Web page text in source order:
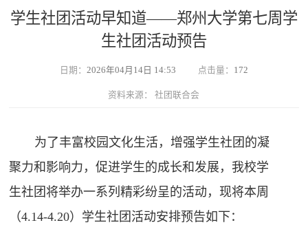
学生社团活动早知道——郑州大学第七周学
生社团活动预告
日期： 2026年04月14日 14:53 点击量： 172
资料来源： 社团联合会
为了丰富校园文化生活，增强学生社团的凝
聚力和影响力，促进学生的成长和发展，我校学
生社团将举办一系列精彩纷呈的活动，现将本周
（4.14-4.20）学生社团活动安排预告如下：